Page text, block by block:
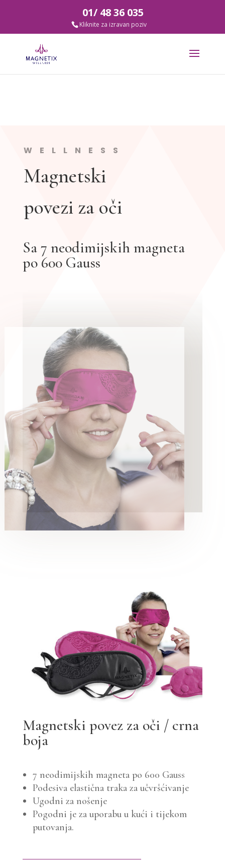
01/ 48 36 035
WELLNESS
Magnetski
povezi za oči
Sa 7 neodimijskih magneta
po 600 Gauss
Magnetski povez za oči / crna
boja
7 neodimijskih magneta po 600 Gauss
Podesiva elastična traka za učvršćivanje
Ugodni za nošenje
Pogodni je za uporabu u kući i tijekom
putovanja.